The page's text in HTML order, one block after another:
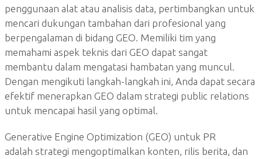
penggunaan alat atau analisis data, pertimbangkan untuk
mencari dukungan tambahan dari profesional yang
berpengalaman di bidang GEO. Memiliki tim yang
memahami aspek teknis dari GEO dapat sangat
membantu dalam mengatasi hambatan yang muncul.
Dengan mengikuti langkah-langkah ini, Anda dapat secara
efektif menerapkan GEO dalam strategi public relations
untuk mencapai hasil yang optimal.
Generative Engine Optimization (GEO) untuk PR
adalah strategi mengoptimalkan konten, rilis berita, dan